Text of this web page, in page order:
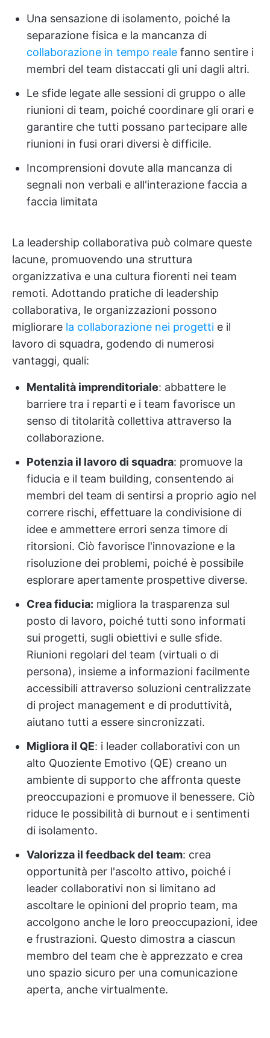
Una sensazione di isolamento, poiché la
separazione fisica e la mancanza di
collaborazione in tempo reale fanno sentire i
membri del team distaccati gli uni dagli altri.
Le sfide legate alle sessioni di gruppo o alle
riunioni di team, poiché coordinare gli orari e
garantire che tutti possano partecipare alle
riunioni in fusi orari diversi è difficile.
Incomprensioni dovute alla mancanza di
segnali non verbali e all'interazione faccia a
faccia limitata
La leadership collaborativa può colmare queste
lacune, promuovendo una struttura
organizzativa e una cultura fiorenti nei team
remoti. Adottando pratiche di leadership
collaborativa, le organizzazioni possono
migliorare la collaborazione nei progetti e il
lavoro di squadra, godendo di numerosi
vantaggi, quali:
Mentalità imprenditoriale: abbattere le
barriere tra i reparti e i team favorisce un
senso di titolarità collettiva attraverso la
collaborazione.
Potenzia il lavoro di squadra: promuove la
fiducia e il team building, consentendo ai
membri del team di sentirsi a proprio agio nel
correre rischi, effettuare la condivisione di
idee e ammettere errori senza timore di
ritorsioni. Ciò favorisce l'innovazione e la
risoluzione dei problemi, poiché è possibile
esplorare apertamente prospettive diverse.
Crea fiducia: migliora la trasparenza sul
posto di lavoro, poiché tutti sono informati
sui progetti, sugli obiettivi e sulle sfide.
Riunioni regolari del team (virtuali o di
persona), insieme a informazioni facilmente
accessibili attraverso soluzioni centralizzate
di project management e di produttività,
aiutano tutti a essere sincronizzati.
Migliora il QE: i leader collaborativi con un
alto Quoziente Emotivo (QE) creano un
ambiente di supporto che affronta queste
preoccupazioni e promuove il benessere. Ciò
riduce le possibilità di burnout e i sentimenti
di isolamento.
Valorizza il feedback del team: crea
opportunità per l'ascolto attivo, poiché i
leader collaborativi non si limitano ad
ascoltare le opinioni del proprio team, ma
accolgono anche le loro preoccupazioni, idee
e frustrazioni. Questo dimostra a ciascun
membro del team che è apprezzato e crea
uno spazio sicuro per una comunicazione
aperta, anche virtualmente.